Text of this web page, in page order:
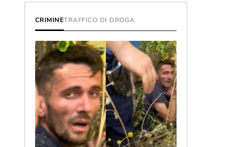
CRIMINETRAFFICO DI DROGA